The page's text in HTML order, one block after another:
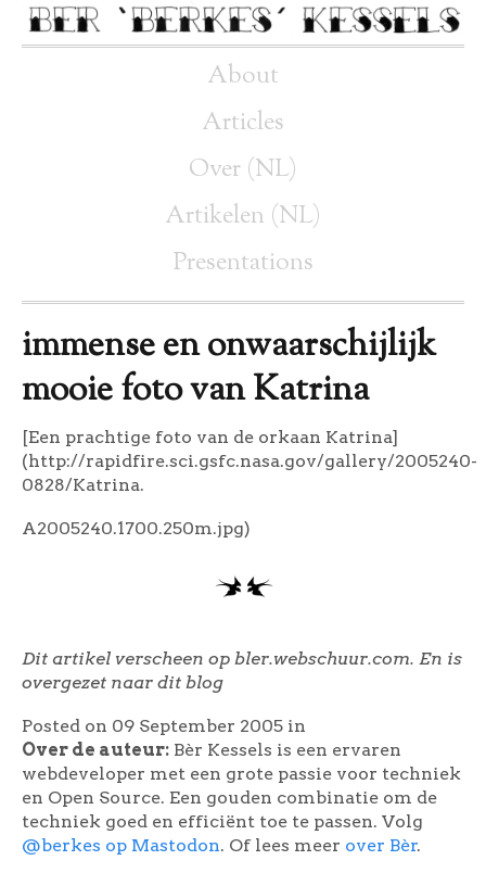
About
Articles
Over (NL)
Artikelen (NL)
Presentations
immense en onwaarschijlijk
mooie foto van Katrina
[Een prachtige foto van de orkaan Katrina]
(http://rapidfire.sci.gsfc.nasa.gov/gallery/2005240-
0828/Katrina.
A2005240.1700.250m.jpg)
Dit artikel verscheen op bler.webschuur.com. En is
overgezet naar dit blog
Posted on 09 September 2005 in
Over de auteur: Bèr Kessels is een ervaren
webdeveloper met een grote passie voor techniek
en Open Source. Een gouden combinatie om de
techniek goed en efficiënt toe te passen. Volg
@berkes op Mastodon. Of lees meer over Bèr.